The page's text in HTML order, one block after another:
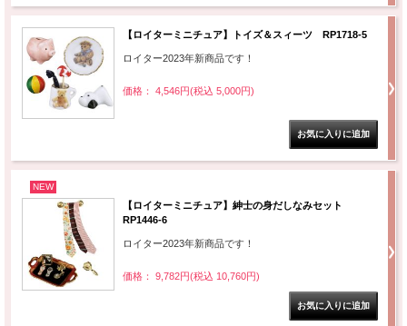
【ロイターミニチュア】トイズ＆スィーツ RP1718-5
ロイター2023年新商品です！
価格： 4,546円(税込 5,000円)
NEW
【ロイターミニチュア】紳士の身だしなみセット
RP1446-6
ロイター2023年新商品です！
価格： 9,782円(税込 10,760円)